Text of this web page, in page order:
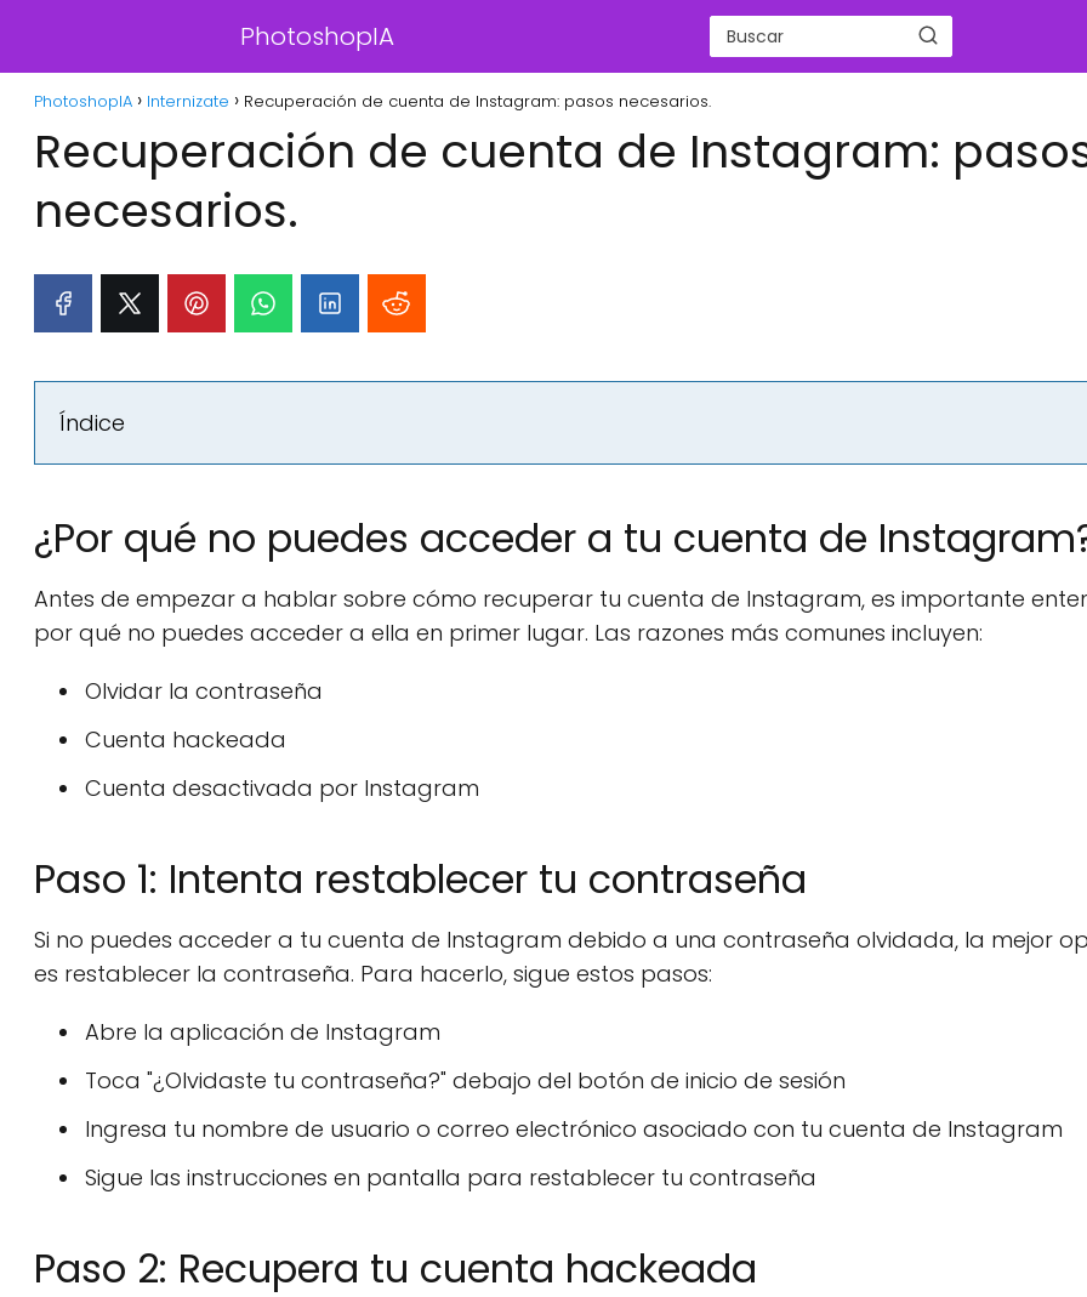
PhotoshopIA
PhotoshopIA Internizate Recuperación de cuenta de Instagram: pasos necesarios.
Recuperación de cuenta de Instagram:
necesarios.
Índice
¿Por qué no puedes acceder a tu cuenta de
Antes de empezar a hablar sobre cómo recuperar tu cuenta de Instagram, es importante
por qué no puedes acceder a ella en primer lugar. Las razones más comunes incluyen:
Olvidar la contraseña
Cuenta hackeada
Cuenta desactivada por Instagram
Paso 1: Intenta restablecer tu contraseña
Si no puedes acceder a tu cuenta de Instagram debido a una contraseña olvidada, la mejor
es restablecer la contraseña. Para hacerlo, sigue estos pasos:
Abre la aplicación de Instagram
Toca "¿Olvidaste tu contraseña?" debajo del botón de inicio de sesión
Ingresa tu nombre de usuario o correo electrónico asociado con tu cuenta de Instagram
Sigue las instrucciones en pantalla para restablecer tu contraseña
Paso 2: Recupera tu cuenta hackeada